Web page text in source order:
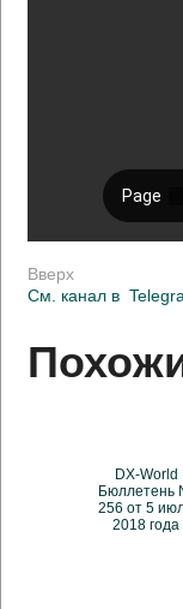
Вверх
См. канал в
DX-World
Бюллетень
256 от 5
2018 года